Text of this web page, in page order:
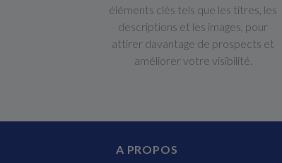
éléments clés tels que les titres, les
descriptions et les images, pour
attirer davantage de prospects et
améliorer votre visibilité.
A PROPOS